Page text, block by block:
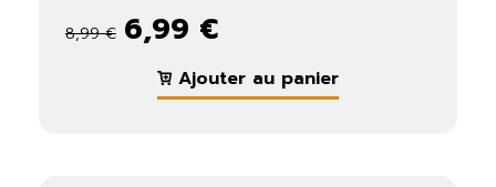
8,99 € 6,99 €
Ajouter au panier